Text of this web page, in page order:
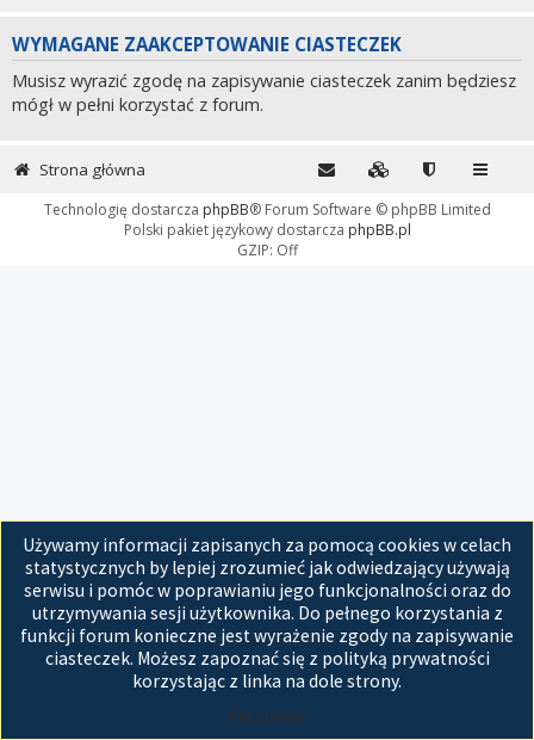
WYMAGANE ZAAKCEPTOWANIE CIASTECZEK
Musisz wyrazić zgodę na zapisywanie ciasteczek zanim będziesz
mógł w pełni korzystać z forum.
Używamy informacji zapisanych za pomocą cookies w celach
statystycznych by lepiej zrozumieć jak odwiedzający używają
serwisu i pomóc w poprawianiu jego funkcjonalności oraz do
utrzymywania sesji użytkownika. Do pełnego korzystania z
funkcji forum konieczne jest wyrażenie zgody na zapisywanie
ciasteczek. Możesz zapoznać się z polityką prywatności
korzystając z linka na dole strony.
Akceptuję
Strona główna
Technologię dostarcza phpBB® Forum Software © phpBB Limited
Polski pakiet językowy dostarcza phpBB.pl
GZIP: Off